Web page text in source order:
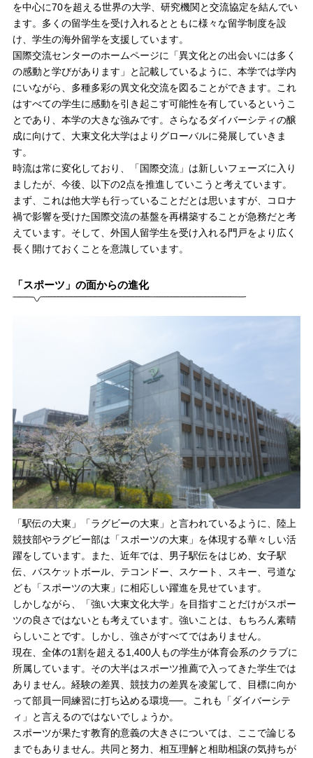
を中心に70を超える世界の大学、研究機関と交流協定を結んでい
ます。多くの留学生を受け入れるとともに様々な留学制度を設
け、学生の海外留学を支援しています。
国際交流センターのホームページに「異文化との出会いには多く
の感動と学びがあります」と記載しているように、本学では学内
にいながら、多種多彩の異文化交流を図ることができます。これ
はすべての学生に感動を引き起こす可能性を有しているというこ
とであり、本学の大きな強みです。さらなるダイバーシティの醸
成に向けて、大東文化大学はよりグローバルに発展していきま
す。
時流は常に変化しており、「国際交流」は新しいフェーズに入り
ましたが、今後、以下の2点を推進していこうと考えています。
まず、これは他大学も行っていることだとは思いますが、コロナ
禍で影響を受けた国際交流の基盤を再構築することが急務だと考
えています。そして、外国人留学生を受け入れる門戸をより広く
長く開けておくことを意識しています。
「スポーツ」の面からの進化
「駅伝の大東」「ラグビーの大東」と言われているように、陸上
競技部やラグビー部は「スポーツの大東」を体現する華々しい活
躍をしています。また、近年では、男子駅伝をはじめ、女子駅
伝、バスケットボール、テコンドー、スケート、スキー、弓道な
ども「スポーツの大東」に相応しい躍進を見せています。
しかしながら、「強い大東文化大学」を目指すことだけがスポー
ツの良さではないとも考えています。強いことは、もちろん素晴
らしいことです。しかし、強さがすべてではありません。
現在、全体の1割を超える1,400人もの学生が体育会系のクラブに
所属しています。その大半はスポーツ推薦で入ってきた学生では
ありません。経験の差異、競技力の差異を凌駕して、目標に向か
って部員一同練習に打ち込める環境──。これも「ダイバーシテ
ィ」と言えるのではないでしょうか。
スポーツが果たす教育的意義の大きさについては、ここで論じる
までもありません。共同と努力、相互理解と相助相譲の気持ちが